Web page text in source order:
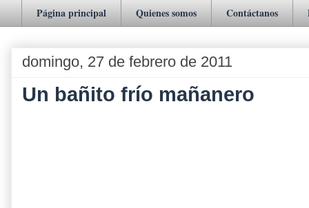
Página principal Quienes somos Contáctanos
domingo, 27 de febrero de 2011
Un bañito frío mañanero